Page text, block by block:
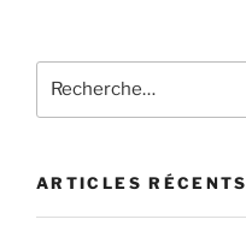
pour
ARTICLES RÉCENTS